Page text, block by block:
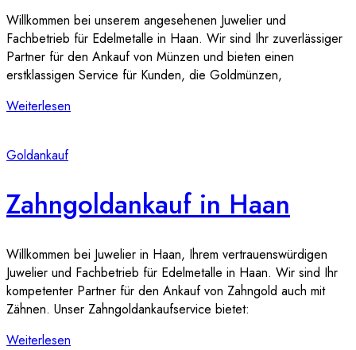
Willkommen bei unserem angesehenen Juwelier und
Fachbetrieb für Edelmetalle in Haan. Wir sind Ihr zuverlässiger
Partner für den Ankauf von Münzen und bieten einen
erstklassigen Service für Kunden, die Goldmünzen,
Weiterlesen
Goldankauf
Zahngoldankauf in Haan
Willkommen bei Juwelier in Haan, Ihrem vertrauenswürdigen
Juwelier und Fachbetrieb für Edelmetalle in Haan. Wir sind Ihr
kompetenter Partner für den Ankauf von Zahngold auch mit
Zähnen. Unser Zahngoldankaufservice bietet:
Weiterlesen